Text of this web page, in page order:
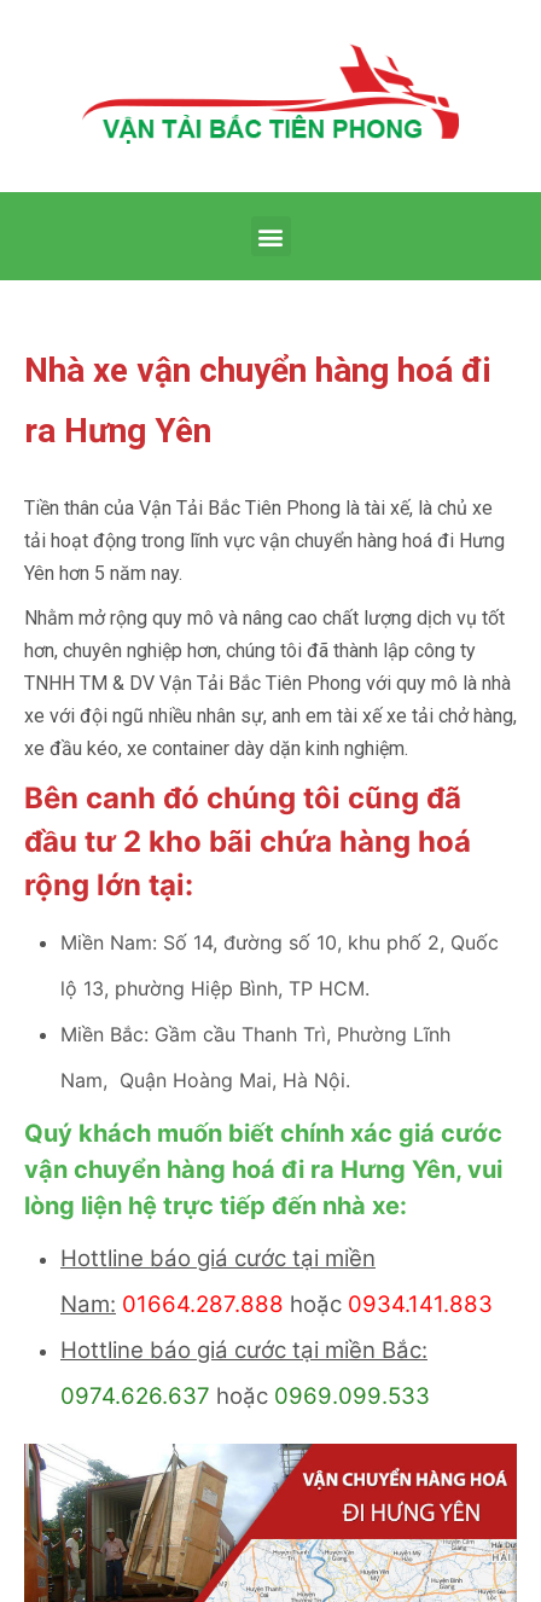
Nhà xe vận chuyển hàng hoá đi
ra Hưng Yên
Tiền thân của Vận Tải Bắc Tiên Phong là tài xế, là chủ xe
tải hoạt động trong lĩnh vực vận chuyển hàng hoá đi Hưng
Yên hơn 5 năm nay.
Nhằm mở rộng quy mô và nâng cao chất lượng dịch vụ tốt
hơn, chuyên nghiệp hơn, chúng tôi đã thành lập công ty
TNHH TM & DV Vận Tải Bắc Tiên Phong với quy mô là nhà
xe với đội ngũ nhiều nhân sự, anh em tài xế xe tải chở hàng,
xe đầu kéo, xe container dày dặn kinh nghiệm.
Bên canh đó chúng tôi cũng đã
đầu tư 2 kho bãi chứa hàng hoá
rộng lớn tại:
Miền Nam: Số 14, đường số 10, khu phố 2, Quốc
lộ 13, phường Hiệp Bình, TP HCM.
Miền Bắc: Gầm cầu Thanh Trì, Phường Lĩnh
Nam, Quận Hoàng Mai, Hà Nội.
Quý khách muốn biết chính xác giá cước
vận chuyển hàng hoá đi ra Hưng Yên, vui
lòng liện hệ trực tiếp đến nhà xe:
Hottline báo giá cước tại miền
Nam: 01664.287.888 hoặc 0934.141.883
Hottline báo giá cước tại miền Bắc:
0974.626.637 hoặc 0969.099.533